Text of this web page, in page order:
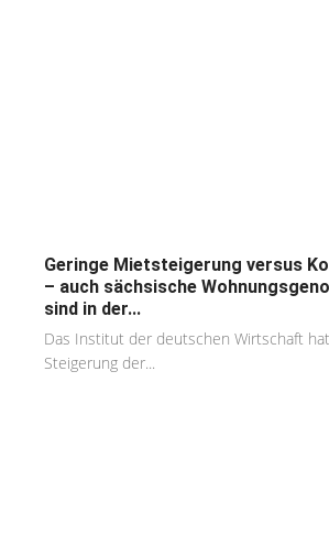
Geringe Mietsteigerung versus
– auch sächsische
sind in der...
Das Institut der deutschen Wirtschaft
Steigerung der...